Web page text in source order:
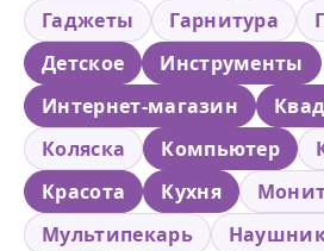
Гаджеты
Гарнитура
Детское
Инструменты
Интернет-магазин
Коляска
Компьютер
Красота
Кухня
Мультипекарь